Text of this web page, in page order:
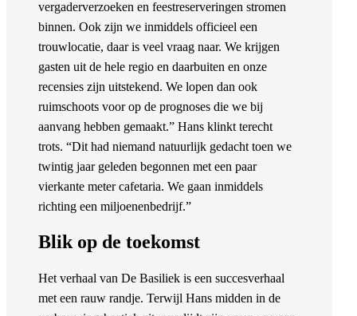
vergaderverzoeken en feestreserveringen stromen
binnen. Ook zijn we inmiddels officieel een
trouwlocatie, daar is veel vraag naar. We krijgen
gasten uit de hele regio en daarbuiten en onze
recensies zijn uitstekend. We lopen dan ook
ruimschoots voor op de prognoses die we bij
aanvang hebben gemaakt.” Hans klinkt terecht
trots. “Dit had niemand natuurlijk gedacht toen we
twintig jaar geleden begonnen met een paar
vierkante meter cafetaria. We gaan inmiddels
richting een miljoenenbedrijf.”
Blik op de toekomst
Het verhaal van De Basiliek is een succesverhaal
met een rauw randje. Terwijl Hans midden in de